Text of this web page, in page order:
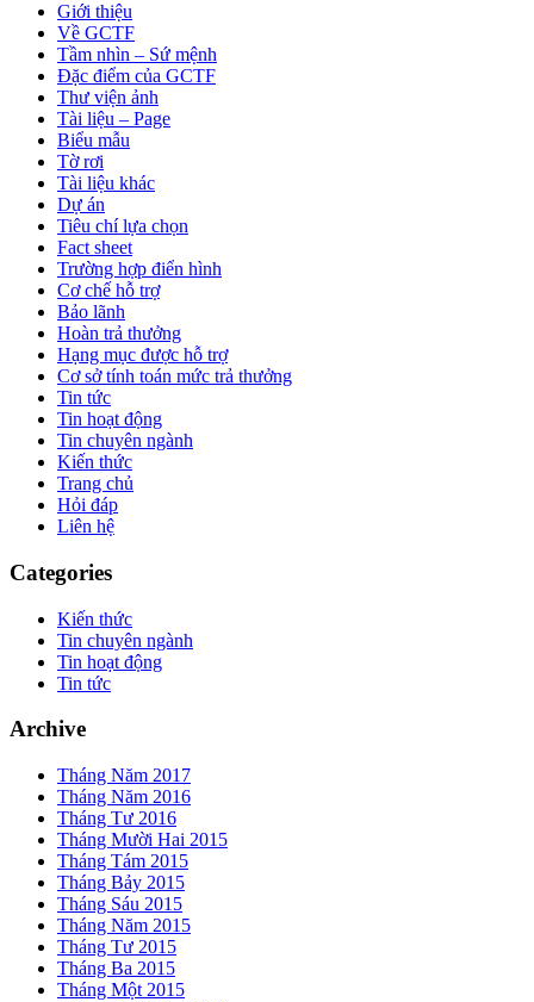
Giới thiệu
Về GCTF
Tầm nhìn – Sứ mệnh
Đặc điểm của GCTF
Thư viện ảnh
Tài liệu – Page
Biểu mẫu
Tờ rơi
Tài liệu khác
Dự án
Tiêu chí lựa chọn
Fact sheet
Trường hợp điển hình
Cơ chế hỗ trợ
Bảo lãnh
Hoàn trả thưởng
Hạng mục được hỗ trợ
Cơ sở tính toán mức trả thưởng
Tin tức
Tin hoạt động
Tin chuyên ngành
Kiến thức
Trang chủ
Hỏi đáp
Liên hệ
Categories
Kiến thức
Tin chuyên ngành
Tin hoạt động
Tin tức
Archive
Tháng Năm 2017
Tháng Năm 2016
Tháng Tư 2016
Tháng Mười Hai 2015
Tháng Tám 2015
Tháng Bảy 2015
Tháng Sáu 2015
Tháng Năm 2015
Tháng Tư 2015
Tháng Ba 2015
Tháng Một 2015